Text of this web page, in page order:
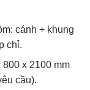
cánh + khung
chỉ.
x 2100 mm
cầu).